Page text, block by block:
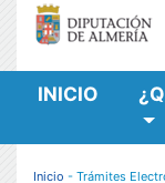
MENÚ
INICIO
Inicio - Trámites